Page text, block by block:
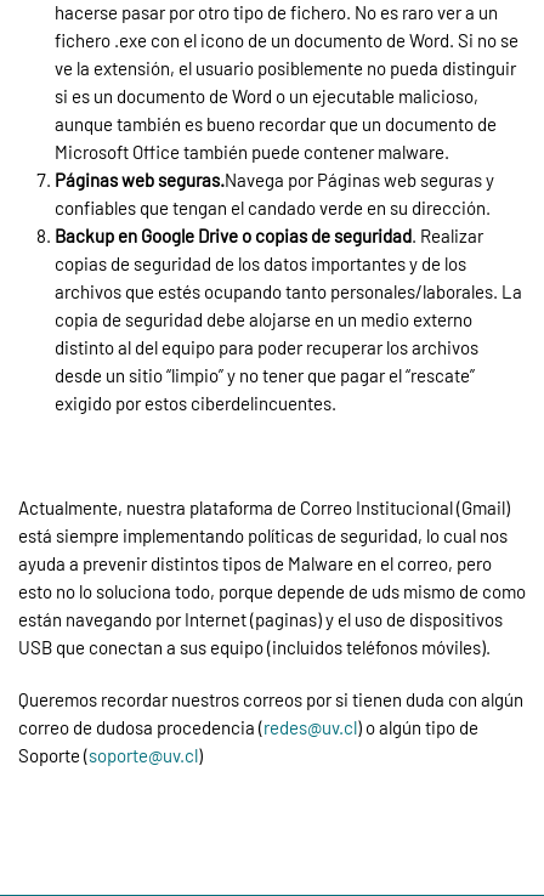
hacerse pasar por otro tipo de fichero. No es raro ver a un
fichero .exe con el icono de un documento de Word. Si no se
ve la extensión, el usuario posiblemente no pueda distinguir
si es un documento de Word o un ejecutable malicioso,
aunque también es bueno recordar que un documento de
Microsoft Office también puede contener malware.
Páginas web seguras.Navega por Páginas web seguras y
confiables que tengan el candado verde en su dirección.
Backup en Google Drive o copias de seguridad. Realizar
copias de seguridad de los datos importantes y de los
archivos que estés ocupando tanto personales/laborales. La
copia de seguridad debe alojarse en un medio externo
distinto al del equipo para poder recuperar los archivos
desde un sitio “limpio” y no tener que pagar el “rescate”
exigido por estos ciberdelincuentes.
Actualmente, nuestra plataforma de Correo Institucional (Gmail)
está siempre implementando políticas de seguridad, lo cual nos
ayuda a prevenir distintos tipos de Malware en el correo, pero
esto no lo soluciona todo, porque depende de uds mismo de como
están navegando por Internet (paginas) y el uso de dispositivos
USB que conectan a sus equipo (incluidos teléfonos móviles).
Queremos recordar nuestros correos por si tienen duda con algún
correo de dudosa procedencia (redes@uv.cl) o algún tipo de
Soporte (soporte@uv.cl)